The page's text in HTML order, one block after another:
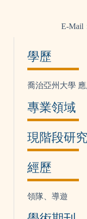
E-Mail
學歷
喬治亞州大學
專業領域
現階段研
經歷
領隊、導遊